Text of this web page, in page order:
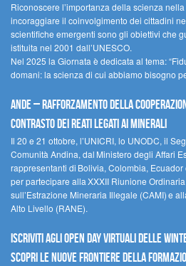
Riconoscere l’importanza della scienza
incoraggiare il coinvolgimento dei cittadini
scientifiche emergenti sono gli obiettivi che
istituita nel 2001 dall’UNESCO.
Nel 2025 la Giornata è dedicata al tema:
domani: la scienza di cui abbiamo bisogno
Ande – Rafforzamento della
contrasto dei reati legati ai minerali
Il 20 e 21 ottobre, l’UNICRI, lo UNODC, il
Comunità Andina, dal Ministero degli Affari
rappresentanti di Bolivia, Colombia,
per partecipare alla XXXII Riunione
sull’Estrazione Mineraria Illegale (CAMI) e
Alto Livello (RANE).
Iscriviti agli Open Day Virtuali delle
scopri le nuove frontiere della